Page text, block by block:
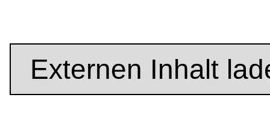
Externen Inhalt